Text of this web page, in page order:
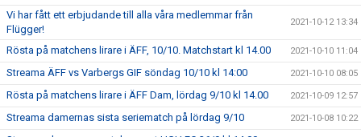
Vi har fått ett erbjudande till alla våra medlemmar från
Flügger!
2021-10-12 13:34
Rösta på matchens lirare i ÄFF, 10/10. Matchstart kl 14.00 2021-10-10 11:04
Streama ÄFF vs Varbergs GIF söndag 10/10 kl 14:00 2021-10-10 08:05
Rösta på matchens lirare i ÄFF Dam, lördag 9/10 kl 14.00 2021-10-09 12:57
Streama damernas sista seriematch på lördag 9/10 2021-10-08 10:22